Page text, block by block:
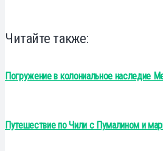
Читайте также:
Погружение в колониальное наследие
Путешествие по Чили с Пумалином и